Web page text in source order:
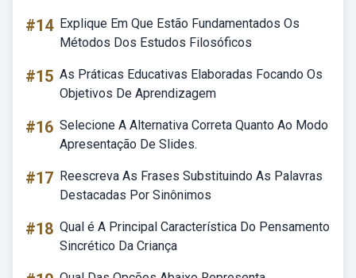
#14 Explique Em Que Estão Fundamentados Os
Métodos Dos Estudos Filosóficos
#15 As Práticas Educativas Elaboradas Focando Os
Objetivos De Aprendizagem
#16 Selecione A Alternativa Correta Quanto Ao Modo
Apresentação De Slides.
#17 Reescreva As Frases Substituindo As Palavras
Destacadas Por Sinônimos
#18 Qual é A Principal Característica Do Pensamento
Sincrético Da Criança